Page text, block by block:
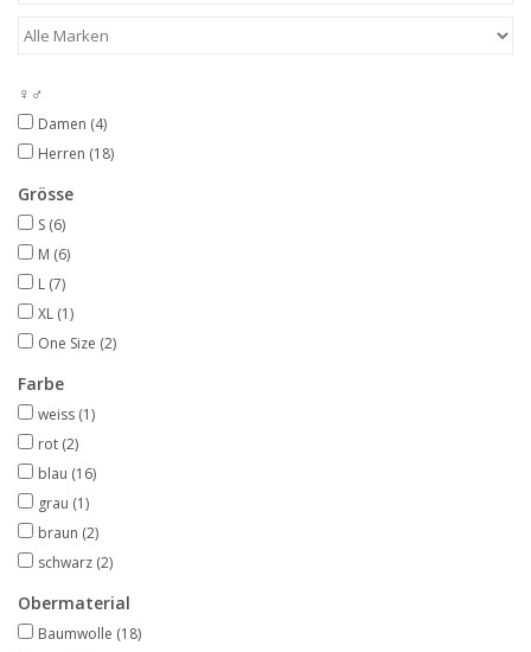
♀♂
Damen (4)
Herren (18)
Grösse
S (6)
M (6)
L (7)
XL (1)
One Size (2)
Farbe
weiss (1)
rot (2)
blau (16)
grau (1)
braun (2)
schwarz (2)
Obermaterial
Baumwolle (18)